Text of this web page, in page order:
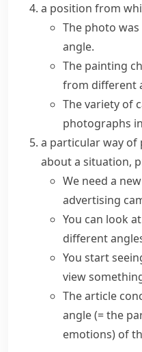
a position from
The photo
angle.
The painting
from different
The variety of
photographs
a particular way
about a situation,
We need a
advertising
You can look
different
You start
view
The article
angle(= the
emotions) of